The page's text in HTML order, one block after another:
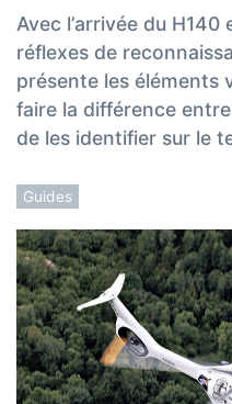
Avec l’arrivée du
réflexes de
présente les éléments
faire la différence
de les identifier sur le
Guides